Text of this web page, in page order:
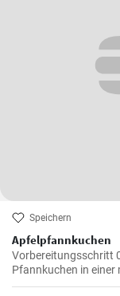
Speichern
Apfelpfannkuchen
Vorbereitungsschritt
Pfannkuchen in einer
braten.